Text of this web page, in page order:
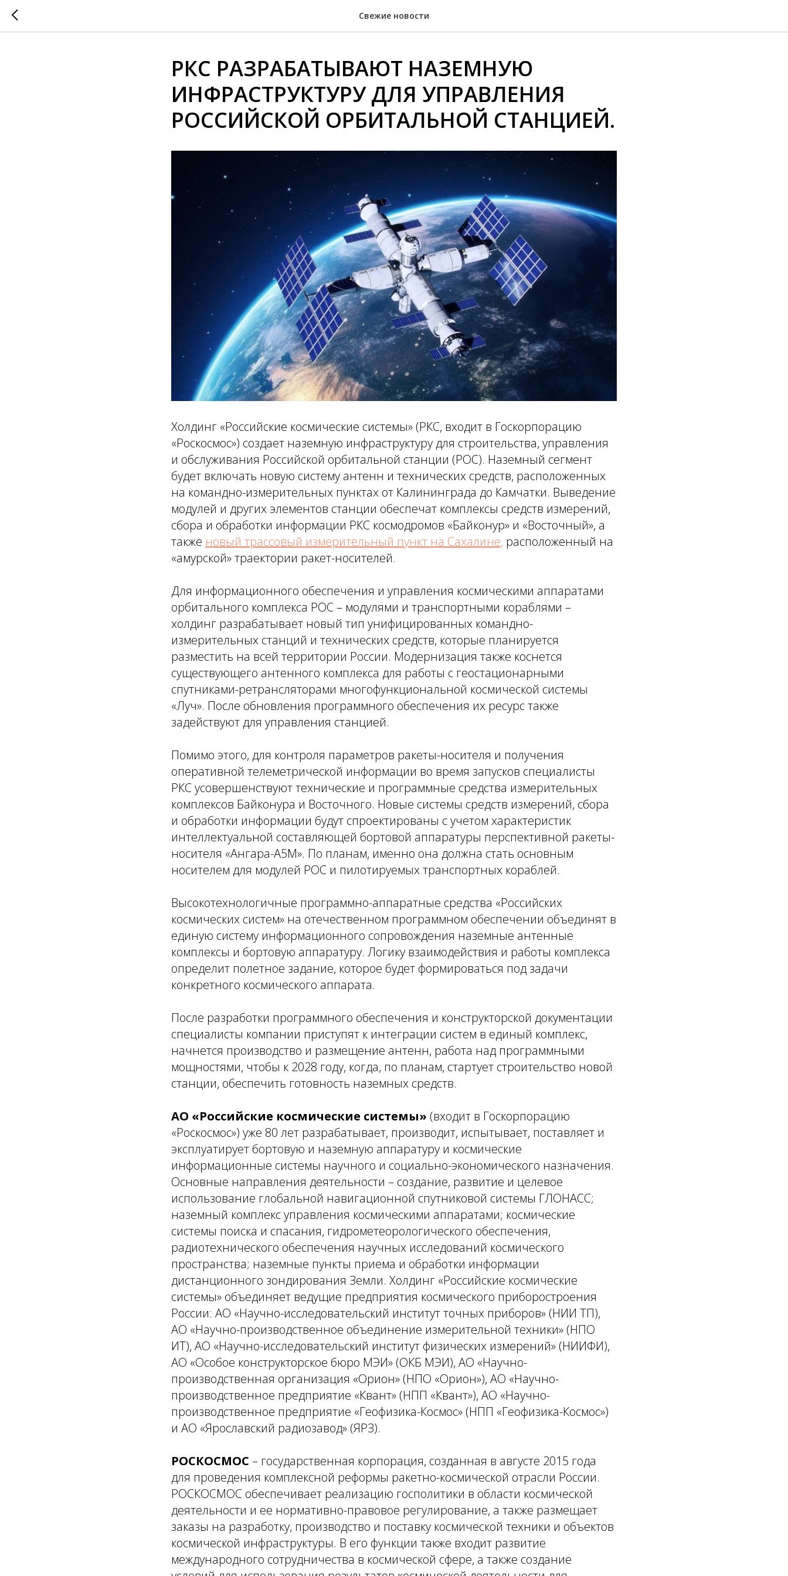
Свежие новости
РКС РАЗРАБАТЫВАЮТ НАЗЕМНУЮ
ИНФРАСТРУКТУРУ ДЛЯ УПРАВЛЕНИЯ
РОССИЙСКОЙ ОРБИТАЛЬНОЙ СТАНЦИЕЙ.
Холдинг «Российские космические системы» (РКС, входит в Госкорпорацию
«Роскосмос») создает наземную инфраструктуру для строительства, управления
и обслуживания Российской орбитальной станции (РОС). Наземный сегмент
будет включать новую систему антенн и технических средств, расположенных
на командно-измерительных пунктах от Калининграда до Камчатки. Выведение
модулей и других элементов станции обеспечат комплексы средств измерений,
сбора и обработки информации РКС космодромов «Байконур» и «Восточный», а
также новый трассовый измерительный пункт на Сахалине, расположенный на
«амурской» траектории ракет-носителей.
Для информационного обеспечения и управления космическими аппаратами
орбитального комплекса РОС – модулями и транспортными кораблями –
холдинг разрабатывает новый тип унифицированных командно-
измерительных станций и технических средств, которые планируется
разместить на всей территории России. Модернизация также коснется
существующего антенного комплекса для работы с геостационарными
спутниками-ретрансляторами многофункциональной космической системы
«Луч». После обновления программного обеспечения их ресурс также
задействуют для управления станцией.
Помимо этого, для контроля параметров ракеты-носителя и получения
оперативной телеметрической информации во время запусков специалисты
РКС усовершенствуют технические и программные средства измерительных
комплексов Байконура и Восточного. Новые системы средств измерений, сбора
и обработки информации будут спроектированы с учетом характеристик
интеллектуальной составляющей бортовой аппаратуры перспективной ракеты-
носителя «Ангара-А5М». По планам, именно она должна стать основным
носителем для модулей РОС и пилотируемых транспортных кораблей.
Высокотехнологичные программно-аппаратные средства «Российских
космических систем» на отечественном программном обеспечении объединят в
единую систему информационного сопровождения наземные антенные
комплексы и бортовую аппаратуру. Логику взаимодействия и работы комплекса
определит полетное задание, которое будет формироваться под задачи
конкретного космического аппарата.
После разработки программного обеспечения и конструкторской документации
специалисты компании приступят к интеграции систем в единый комплекс,
начнется производство и размещение антенн, работа над программными
мощностями, чтобы к 2028 году, когда, по планам, стартует строительство новой
станции, обеспечить готовность наземных средств.
АО «Российские космические системы» (входит в Госкорпорацию
«Роскосмос») уже 80 лет разрабатывает, производит, испытывает, поставляет и
эксплуатирует бортовую и наземную аппаратуру и космические
информационные системы научного и социально-экономического назначения.
Основные направления деятельности – создание, развитие и целевое
использование глобальной навигационной спутниковой системы ГЛОНАСС;
наземный комплекс управления космическими аппаратами; космические
системы поиска и спасания, гидрометеорологического обеспечения,
радиотехнического обеспечения научных исследований космического
пространства; наземные пункты приема и обработки информации
дистанционного зондирования Земли. Холдинг «Российские космические
системы» объединяет ведущие предприятия космического приборостроения
России: АО «Научно-исследовательский институт точных приборов» (НИИ ТП),
АО «Научно-производственное объединение измерительной техники» (НПО
ИТ), АО «Научно-исследовательский институт физических измерений» (НИИФИ),
АО «Особое конструкторское бюро МЭИ» (ОКБ МЭИ), АО «Научно-
производственная организация «Орион» (НПО «Орион»), АО «Научно-
производственное предприятие «Квант» (НПП «Квант»), АО «Научно-
производственное предприятие «Геофизика-Космос» (НПП «Геофизика-Космос»)
и АО «Ярославский радиозавод» (ЯРЗ).
РОСКОСМОС – государственная корпорация, созданная в августе 2015 года
для проведения комплексной реформы ракетно-космической отрасли России.
РОСКОСМОС обеспечивает реализацию госполитики в области космической
деятельности и ее нормативно-правовое регулирование, а также размещает
заказы на разработку, производство и поставку космической техники и объектов
космической инфраструктуры. В его функции также входит развитие
международного сотрудничества в космической сфере, а также создание